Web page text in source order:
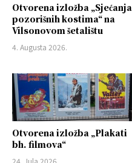
Otvorena izložba „Sjećanja
pozorišnih kostima“ na
Vilsonovom šetalištu
4. Augusta 2026.
Otvorena izložba „Plakati
bh. filmova“